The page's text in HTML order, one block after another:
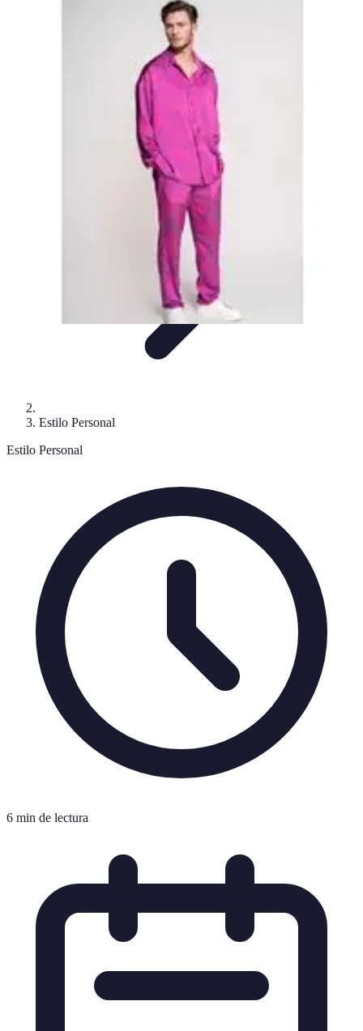
Estilos de ModaTendencias
Estilo Personal
Estilo Personal
6 min de lectura